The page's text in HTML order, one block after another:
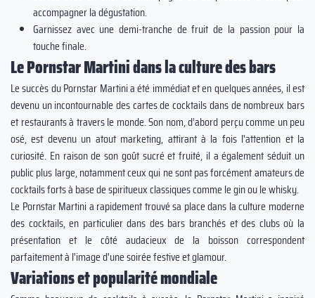
accompagner la dégustation.
Garnissez avec une demi-tranche de fruit de la passion pour la
touche finale.
Le Pornstar Martini dans la culture des bars
Le succès du Pornstar Martini a été immédiat et en quelques années, il est
devenu un incontournable des cartes de cocktails dans de nombreux bars
et restaurants à travers le monde. Son nom, d’abord perçu comme un peu
osé, est devenu un atout marketing, attirant à la fois l'attention et la
curiosité. En raison de son goût sucré et fruité, il a également séduit un
public plus large, notamment ceux qui ne sont pas forcément amateurs de
cocktails forts à base de spiritueux classiques comme le gin ou le whisky.
Le Pornstar Martini a rapidement trouvé sa place dans la culture moderne
des cocktails, en particulier dans des bars branchés et des clubs où la
présentation et le côté audacieux de la boisson correspondent
parfaitement à l'image d'une soirée festive et glamour.
Variations et popularité mondiale